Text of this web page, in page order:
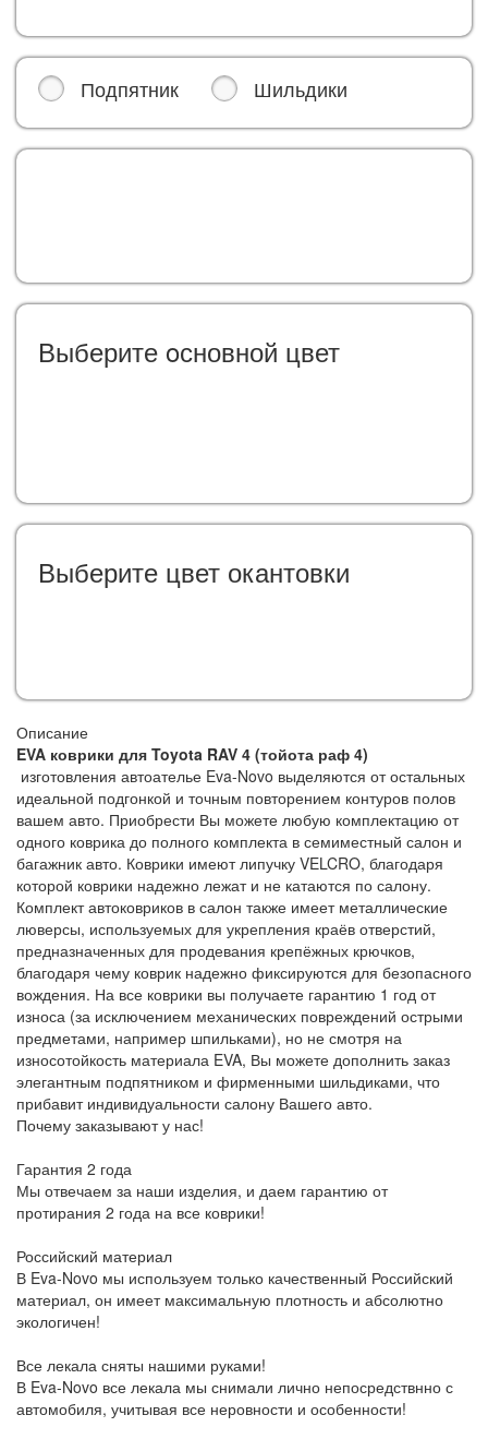
Подпятник Шильдики
Выберите oсновной цвет
Выберите цвет окантовки
Описание
EVA коврики для Toyota RAV 4 (тойота раф 4)
изготовления автоателье Eva-Novo выделяются от остальных
идеальной подгонкой и точным повторением контуров полов
вашем авто. Приобрести Вы можете любую комплектацию от
одного коврика до полного комплекта в семиместный салон и
багажник авто. Коврики имеют липучку VELCRO, благодаря
которой коврики надежно лежат и не катаются по салону.
Комплект автоковриков в салон также имеет металлические
люверсы, используемых для укрепления краёв отверстий,
предназначенных для продевания крепёжных крючков,
благодаря чему коврик надежно фиксируются для безопасного
вождения. На все коврики вы получаете гарантию 1 год от
износа (за исключением механических повреждений острыми
предметами, например шпильками), но не смотря на
износотойкость материала EVA, Вы можете дополнить заказ
элегантным подпятником и фирменными шильдиками, что
прибавит индивидуальности салону Вашего авто.
Почему заказывают у нас!
Гарантия 2 года
Мы отвечаем за наши изделия, и даем гарантию от
протирания 2 года на все коврики!
Российский материал
В Eva-Novo мы используем только качественный Российский
материал, он имеет максимальную плотность и абсолютно
экологичен!
Все лекала сняты нашими руками!
В Eva-Novo все лекала мы снимали лично непосредствнно с
автомобиля, учитывая все неровности и особенности!